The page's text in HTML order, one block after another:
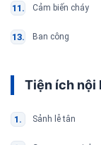
Cảm biến cháy
Ban công
Tiện ích nội
Sảnh lễ tân